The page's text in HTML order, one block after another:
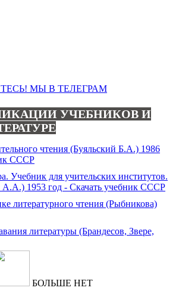
УЧЕБНИКОВ И
БОЛЬШЕ НЕТ